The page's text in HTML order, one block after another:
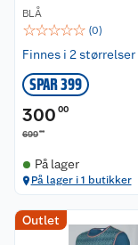
BLÅ
☆☆☆☆☆ (0)
Finnes i 2 størrelser
SPAR 399
300 00
69900
På lager
På lager i 1 butikker
Outlet
Kundeservice